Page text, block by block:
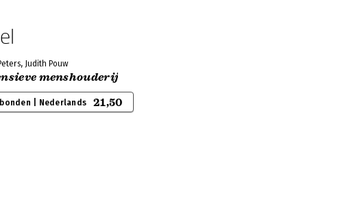
Judith Pouw
menshouderij
| Nederlands 21,50